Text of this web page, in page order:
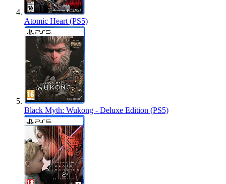
Atomic Heart (PS5)
Black Myth: Wukong - Deluxe Edition (PS5)